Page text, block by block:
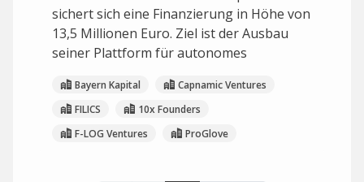
sichert sich eine Finanzierung in Höhe von
13,5 Millionen Euro. Ziel ist der Ausbau
seiner Plattform für autonomes
Bayern Kapital
Capnamic Ventures
FILICS
10x Founders
F-LOG Ventures
ProGlove